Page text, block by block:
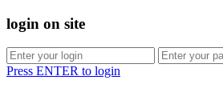
login on site
Press ENTER to login